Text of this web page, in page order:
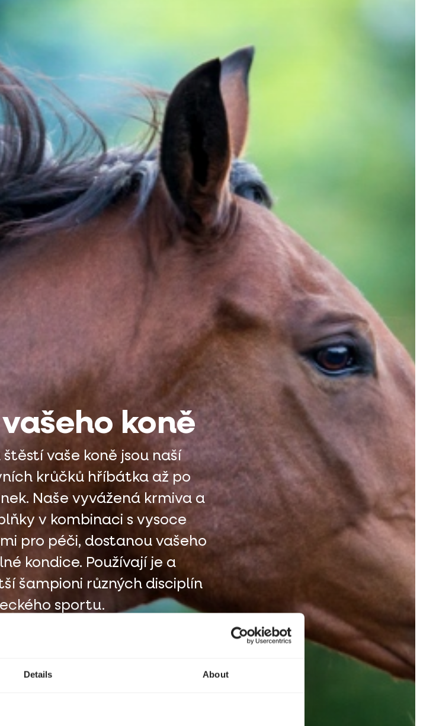
Details About
koně
vaše koně jsou naší
krůčků hříbátka až po
Naše vyvážená krmiva a
v kombinaci s vysoce
pro péči, dostanou vašeho
kondice. Používají je a
šampioni různých disciplín
sportu.